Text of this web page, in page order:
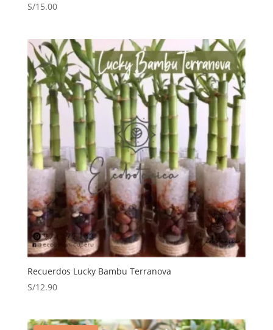
S/15.00
Recuerdos Lucky Bambu Terranova
S/12.90